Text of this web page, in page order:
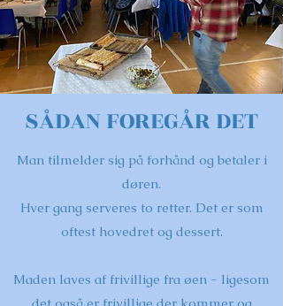
SÅDAN FOREGÅR DET
Man tilmelder sig på forhånd og betaler i
døren.
Hver gang serveres to retter. Det er som
oftest hovedret og dessert.
Maden laves af frivillige fra øen - ligesom